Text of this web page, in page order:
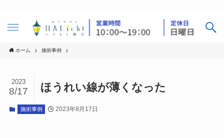
ホーム 施術事例
ほうれい線が薄くなった
2023
8/17
施術事例 2023年8月17日